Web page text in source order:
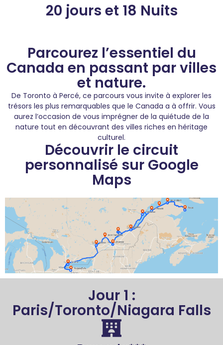
20 jours et 18 Nuits
Parcourez l’essentiel du
Canada en passant par villes
et nature.
De Toronto à Percé, ce parcours vous invite à explorer les
trésors les plus remarquables que le Canada a à offrir. Vous
aurez l’occasion de vous imprégner de la quiétude de la
nature tout en découvrant des villes riches en héritage
culturel.
Découvrir le circuit
personnalisé sur Google
Maps
Jour 1 :
Paris/Toronto/Niagara Falls